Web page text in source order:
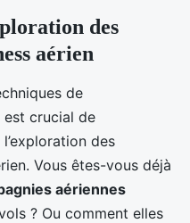
des
aérien
de
est crucial de
des
Vous êtes-vous déjà
aériennes
? Ou comment elles